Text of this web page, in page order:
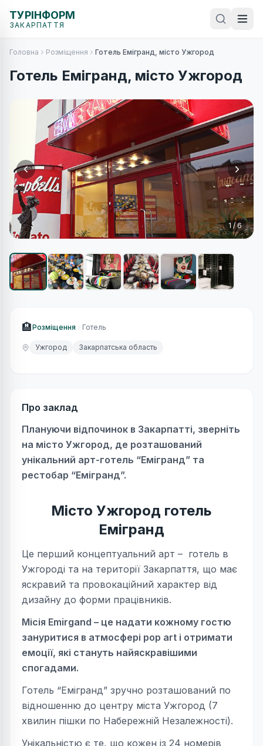
ТУРІНФОРМ
ЗАКАРПАТТЯ
Головна Розміщення Готель Емігранд, місто Ужгород
Готель Емігранд, місто Ужгород
1 /6
🏨Розміщення Готель
Ужгород Закарпатська область
Про заклад
Плануючи відпочинок в Закарпатті, зверніть
на місто Ужгород, де розташований
унікальний арт-готель “Емігранд” та
рестобар “Емігранд”.
Місто Ужгород готель
Емігранд
Це перший концептуальний арт – готель в
Ужгороді та на території Закарпаття, що має
яскравий та провокаційний характер від
дизайну до форми працівників.
Місія Emirgand – це надати кожному гостю
зануритися в атмосфері pop art і отримати
емоції, які стануть найяскравішими
спогадами.
Готель “Емігранд” зручно розташований по
відношенню до центру міста Ужгород (7
хвилин пішки по Набережній Незалежності).
Унікальністю є те, що кожен із 24 номерів